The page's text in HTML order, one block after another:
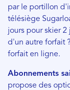
par le portillon
télésiège
jours pour skier 2
d'un autre forfait
forfait en ligne.
Abonnements
propose des